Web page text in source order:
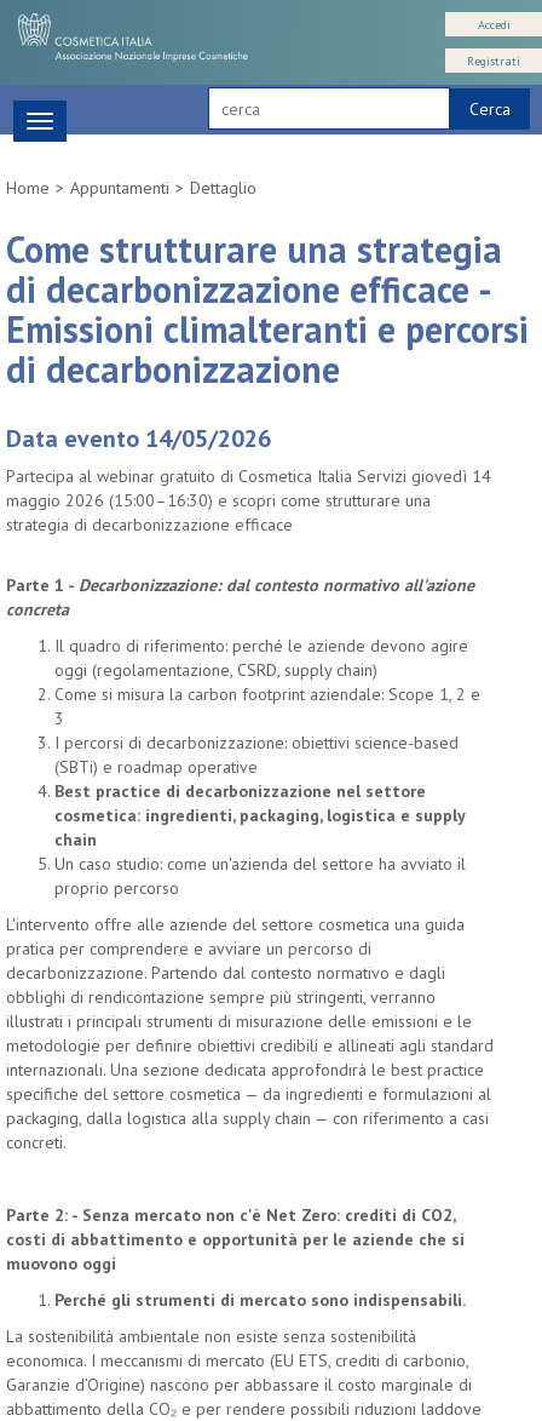
Cerca
Accedi
Registrati
Toggle
navigation
Home
Appuntamenti Dettaglio
Come strutturare una strategia
di decarbonizzazione efficace -
Emissioni climalteranti e percorsi
di decarbonizzazione
Data evento 14/05/2026
Partecipa al webinar gratuito di Cosmetica Italia Servizi giovedì 14
maggio 2026 (15:00–16:30) e scopri come strutturare una
strategia di decarbonizzazione efficace
Parte 1 - Decarbonizzazione: dal contesto normativo all'azione
concreta
Il quadro di riferimento: perché le aziende devono agire
oggi (regolamentazione, CSRD, supply chain)
Come si misura la carbon footprint aziendale: Scope 1, 2 e
3
I percorsi di decarbonizzazione: obiettivi science-based
(SBTi) e roadmap operative
Best practice di decarbonizzazione nel settore
cosmetica: ingredienti, packaging, logistica e supply
chain
Un caso studio: come un'azienda del settore ha avviato il
proprio percorso
L'intervento offre alle aziende del settore cosmetica una guida
pratica per comprendere e avviare un percorso di
decarbonizzazione. Partendo dal contesto normativo e dagli
obblighi di rendicontazione sempre più stringenti, verranno
illustrati i principali strumenti di misurazione delle emissioni e le
metodologie per definire obiettivi credibili e allineati agli standard
internazionali. Una sezione dedicata approfondirà le best practice
specifiche del settore cosmetica — da ingredienti e formulazioni al
packaging, dalla logistica alla supply chain — con riferimento a casi
concreti.
Parte 2: - Senza mercato non c'è Net Zero: crediti di CO2,
costi di abbattimento e opportunità per le aziende che si
muovono oggi
Perché gli strumenti di mercato sono indispensabili.
La sostenibilità ambientale non esiste senza sostenibilità
economica. I meccanismi di mercato (EU ETS, crediti di carbonio,
Garanzie d’Origine) nascono per abbassare il costo marginale di
abbattimento della CO₂ e per rendere possibili riduzioni laddove